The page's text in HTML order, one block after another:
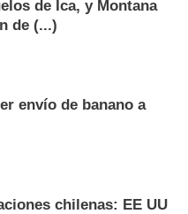
de Ica, y Montana
de (...)
envío de banano a
chilenas: EE UU